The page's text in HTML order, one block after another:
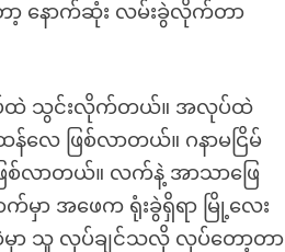
နောက်ဆုံး လမ်းခွဲလိုက်တာ
ပ်ထဲ သွင်းလိုက်တယ်။ အလုပ်ထဲ
လေ ဖြစ်လာတယ်။ ဂနာမငြိမ်
လာတယ်။ လက်နဲ့ အာသာဖြေ
အဖေက ရုံးခွဲရှိရာ မြို့လေး
ာ သူ လုပ်ချင်သလို လုပ်တော့တာ